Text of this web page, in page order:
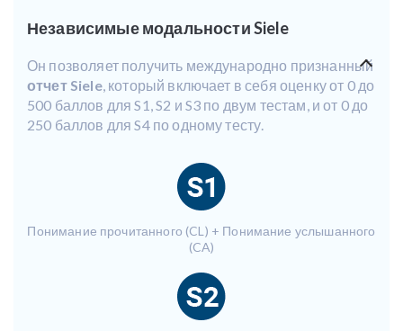
Независимые модальности Siele
Он позволяет получить международно признанный
отчет Siele, который включает в себя оценку от 0 до
500 баллов для S1, S2 и S3 по двум тестам, и от 0 до
250 баллов для S4 по одному тесту.
Понимание прочитанного (CL) + Понимание услышанного
(CA)